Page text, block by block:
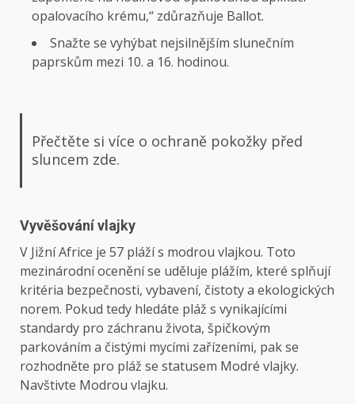
opalovacího krému,“ zdůrazňuje Ballot.
Snažte se vyhýbat nejsilnějším slunečním
paprskům mezi 10. a 16. hodinou.
Přečtěte si více o ochraně pokožky před
sluncem zde.
Vyvěšování vlajky
V Jižní Africe je 57 pláží s modrou vlajkou. Toto
mezinárodní ocenění se uděluje plážím, které splňují
kritéria bezpečnosti, vybavení, čistoty a ekologických
norem. Pokud tedy hledáte pláž s vynikajícími
standardy pro záchranu života, špičkovým
parkováním a čistými mycími zařízeními, pak se
rozhodněte pro pláž se statusem Modré vlajky.
Navštivte Modrou vlajku.